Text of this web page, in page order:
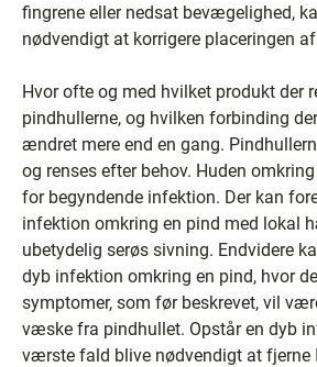
fingrene eller nedsat bevægelighed,
nødvendigt at korrigere placeringen
Hvor ofte og med hvilket produkt der
pindhullerne, og hvilken forbinding
ændret mere end en gang.
og renses efter behov. Huden
for begyndende infektion. Der kan
infektion omkring en pind med lokal
ubetydelig serøs sivning. Endvidere
dyb infektion omkring en pind, hvor
symptomer, som før beskrevet, vil
væske fra pindhullet. Opstår en dyb
værste fald blive nødvendigt at fjerne